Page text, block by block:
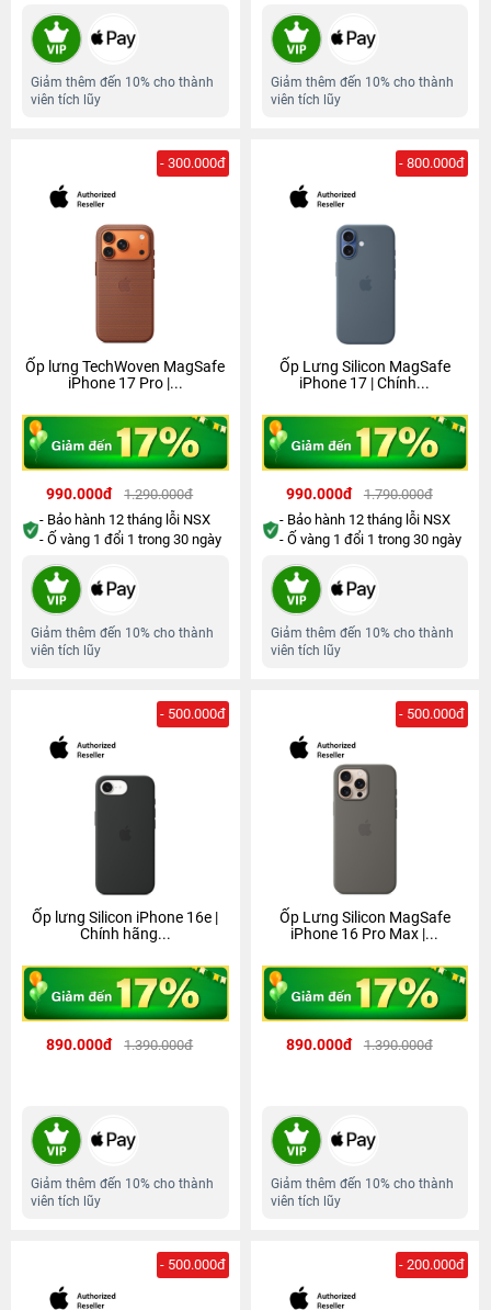
Giảm thêm đến 10% cho thành
viên tích lũy
Giảm thêm đến 10% cho thành
viên tích lũy
- 300.000đ
Ốp lưng TechWoven MagSafe
iPhone 17 Pro |...
990.000đ
1.290.000đ
- Bảo hành 12 tháng lỗi NSX
- Ố vàng 1 đổi 1 trong 30 ngày
Giảm thêm đến 10% cho thành
viên tích lũy
- 800.000đ
Ốp Lưng Silicon MagSafe
iPhone 17 | Chính...
990.000đ
1.790.000đ
- Bảo hành 12 tháng lỗi NSX
- Ố vàng 1 đổi 1 trong 30 ngày
Giảm thêm đến 10% cho thành
viên tích lũy
- 500.000đ
Ốp lưng Silicon iPhone 16e |
Chính hãng...
890.000đ 1.390.000đ
Giảm thêm đến 10% cho thành
viên tích lũy
- 500.000đ
Ốp Lưng Silicon MagSafe
iPhone 16 Pro Max |...
890.000đ 1.390.000đ
Giảm thêm đến 10% cho thành
viên tích lũy
- 500.000đ - 200.000đ